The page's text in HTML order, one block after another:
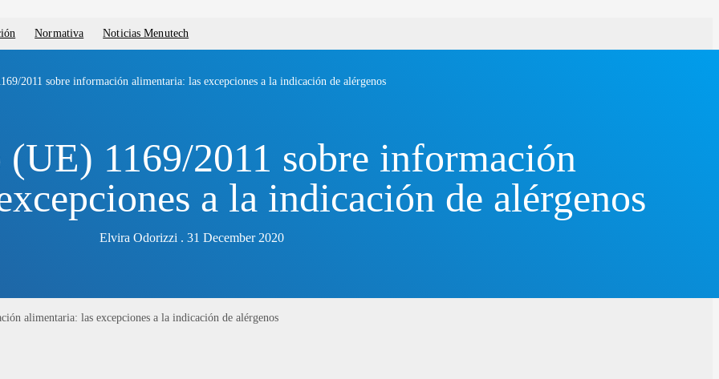
Normativa Noticias Menutech
2011 sobre información alimentaria: las excepciones a la indicación de alérgenos
(UE) 1169/2011 sobre información
a la indicación de alérgenos
Elvira Odorizzi . 31 December 2020
alimentaria: las excepciones a la indicación de alérgenos